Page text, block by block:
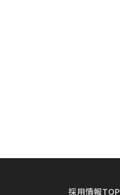
採用情報TOP